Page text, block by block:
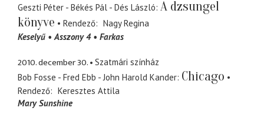
Geszti Péter - Békés Pál - Dés László A dzsungel
könyve
Rendező
Nagy Regina
Keselyű
Asszony 4 Farkas
2010. december 30.
Szatmári színház
Bob Fosse - Fred Ebb - John Harold Kander Chicago
Rendező
Keresztes Attila
Mary Sunshine